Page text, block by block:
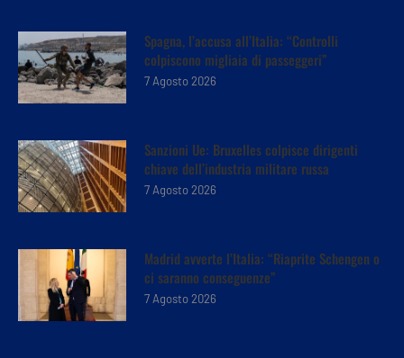
Spagna, l’accusa all’Italia: “Controlli
colpiscono migliaia di passeggeri”
7 Agosto 2026
Sanzioni Ue: Bruxelles colpisce dirigenti
chiave dell’industria militare russa
7 Agosto 2026
Madrid avverte l’Italia: “Riaprite Schengen o
ci saranno conseguenze”
7 Agosto 2026